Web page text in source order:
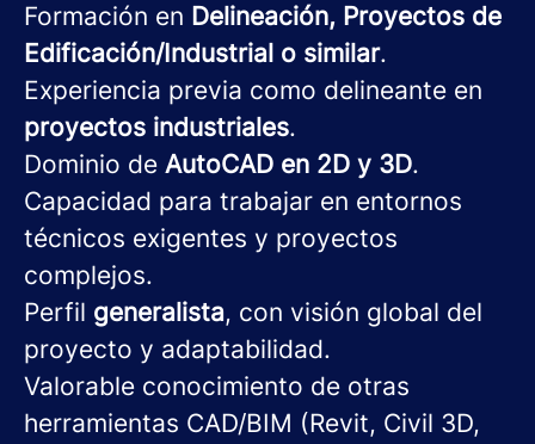
Formación en Delineación, Proyectos de
Edificación/Industrial o similar.
Experiencia previa como delineante en
proyectos industriales.
Dominio de AutoCAD en 2D y 3D.
Capacidad para trabajar en entornos
técnicos exigentes y proyectos
complejos.
Perfil generalista, con visión global del
proyecto y adaptabilidad.
Valorable conocimiento de otras
herramientas CAD/BIM (Revit, Civil 3D,